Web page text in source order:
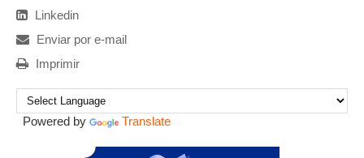
Linkedin
Enviar por e-mail
Imprimir
Powered by Translate